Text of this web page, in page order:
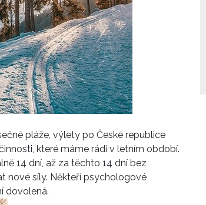
pláže, výlety po České republice
které máme rádi v letním období.
14 dní, až za těchto 14 dní bez
nové síly. Někteří psychologové
dovolená.